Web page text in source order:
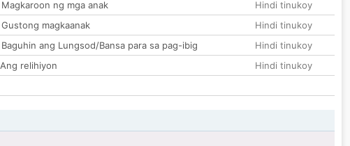
Magkaroon ng mga anak
Hindi tinukoy
Gustong magkaanak
Hindi tinukoy
Baguhin ang Lungsod/Bansa para sa pag-ibig
Hindi tinukoy
Ang relihiyon
Hindi tinukoy